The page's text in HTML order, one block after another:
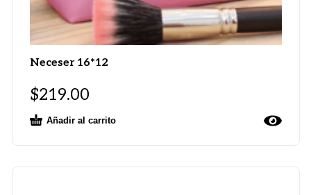
Neceser 16*12
$219.00
Añadir al carrito